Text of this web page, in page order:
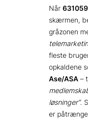
Når
skærmen,
gråzonen
fleste
opkaldene
Ase/ASA –
løsninger”.
er